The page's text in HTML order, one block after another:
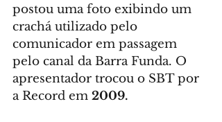
postou uma foto exibindo um
crachá utilizado pelo
comunicador em passagem
pelo canal da Barra Funda. O
apresentador trocou o SBT por
a Record em 2009.